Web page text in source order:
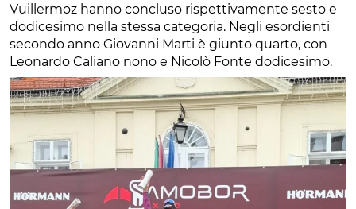
Vuillermoz hanno concluso rispettivamente sesto e
dodicesimo nella stessa categoria. Negli esordienti
secondo anno Giovanni Marti è giunto quarto, con
Leonardo Caliano nono e Nicolò Fonte dodicesimo.